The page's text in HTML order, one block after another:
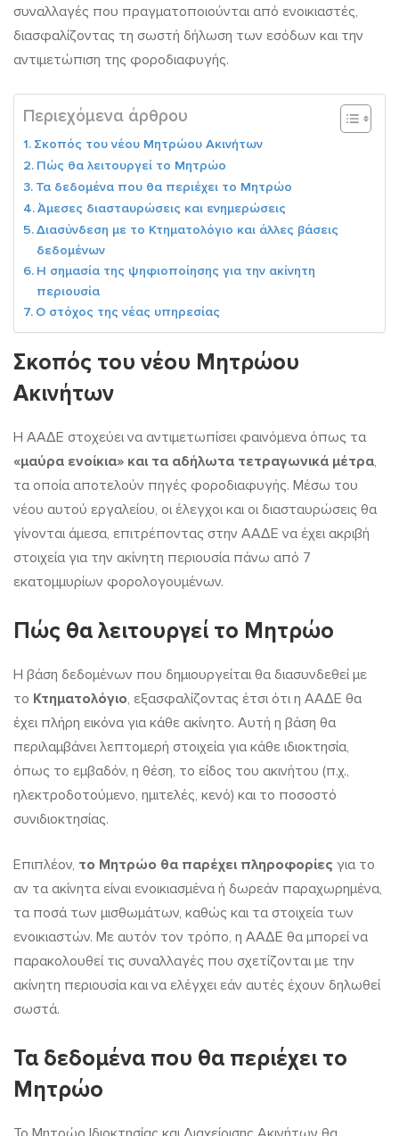
Ακινήτων
της
που
έρχεται
από
τον
Σεπτέμβριο
συναλλαγές που πραγματοποιούνται από ενοικιαστές,
διασφαλίζοντας τη σωστή δήλωση των εσόδων και την
αντιμετώπιση της φοροδιαφυγής.
Περιεχόμενα άρθρου
Σκοπός του νέου Μητρώου Ακινήτων
Πώς θα λειτουργεί το Μητρώο
Τα δεδομένα που θα περιέχει το Μητρώο
Άμεσες διασταυρώσεις και ενημερώσεις
Διασύνδεση με το Κτηματολόγιο και άλλες βάσεις
δεδομένων
Η σημασία της ψηφιοποίησης για την ακίνητη
περιουσία
Ο στόχος της νέας υπηρεσίας
Σκοπός του νέου Μητρώου
Ακινήτων
Η ΑΑΔΕ στοχεύει να αντιμετωπίσει φαινόμενα όπως τα
«μαύρα ενοίκια» και τα αδήλωτα τετραγωνικά μέτρα,
τα οποία αποτελούν πηγές φοροδιαφυγής. Μέσω του
νέου αυτού εργαλείου, οι έλεγχοι και οι διασταυρώσεις θα
γίνονται άμεσα, επιτρέποντας στην ΑΑΔΕ να έχει ακριβή
στοιχεία για την ακίνητη περιουσία πάνω από 7
εκατομμυρίων φορολογουμένων.
Πώς θα λειτουργεί το Μητρώο
Η βάση δεδομένων που δημιουργείται θα διασυνδεθεί με
το Κτηματολόγιο, εξασφαλίζοντας έτσι ότι η ΑΑΔΕ θα
έχει πλήρη εικόνα για κάθε ακίνητο. Αυτή η βάση θα
περιλαμβάνει λεπτομερή στοιχεία για κάθε ιδιοκτησία,
όπως το εμβαδόν, η θέση, το είδος του ακινήτου (π.χ.,
ηλεκτροδοτούμενο, ημιτελές, κενό) και το ποσοστό
συνιδιοκτησίας.
Επιπλέον, το Μητρώο θα παρέχει πληροφορίες για το
αν τα ακίνητα είναι ενοικιασμένα ή δωρεάν παραχωρημένα,
τα ποσά των μισθωμάτων, καθώς και τα στοιχεία των
ενοικιαστών. Με αυτόν τον τρόπο, η ΑΑΔΕ θα μπορεί να
παρακολουθεί τις συναλλαγές που σχετίζονται με την
ακίνητη περιουσία και να ελέγχει εάν αυτές έχουν δηλωθεί
σωστά.
Τα δεδομένα που θα περιέχει το
Μητρώο